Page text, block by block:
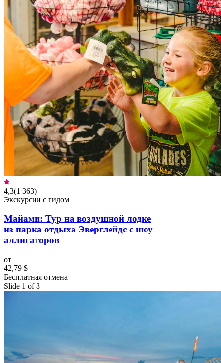
4,3(1 363)
Экскурсии с гидом
Майами: Тур на воздушной лодке
из парка отдыха Эверглейдс с шоу
аллигаторов
от
42,79 $
Бесплатная отмена
Slide 1 of 8